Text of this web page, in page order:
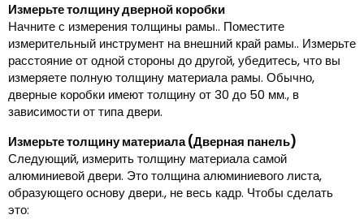
Измерьте толщину дверной коробки
Начните с измерения толщины рамы.. Поместите
измерительный инструмент на внешний край рамы.. Измерьте
расстояние от одной стороны до другой, убедитесь, что вы
измеряете полную толщину материала рамы. Обычно,
дверные коробки имеют толщину от 30 до 50 мм., в
зависимости от типа двери.
Измерьте толщину материала (Дверная панель)
Следующий, измерить толщину материала самой
алюминиевой двери. Это толщина алюминиевого листа,
образующего основу двери., не весь кадр. Чтобы сделать
это: